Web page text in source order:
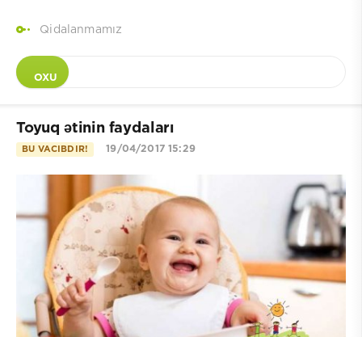
Qidalanmamız
OXU
Toyuq ətinin faydaları
BU VACIBDIR! 19/04/2017 15:29